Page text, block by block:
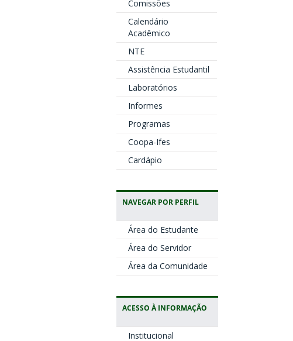
Comissões
Calendário
Acadêmico
NTE
Assistência Estudantil
Laboratórios
Informes
Programas
Coopa-Ifes
Cardápio
NAVEGAR POR PERFIL
Área do Estudante
Área do Servidor
Área da Comunidade
ACESSO À INFORMAÇÃO
Institucional